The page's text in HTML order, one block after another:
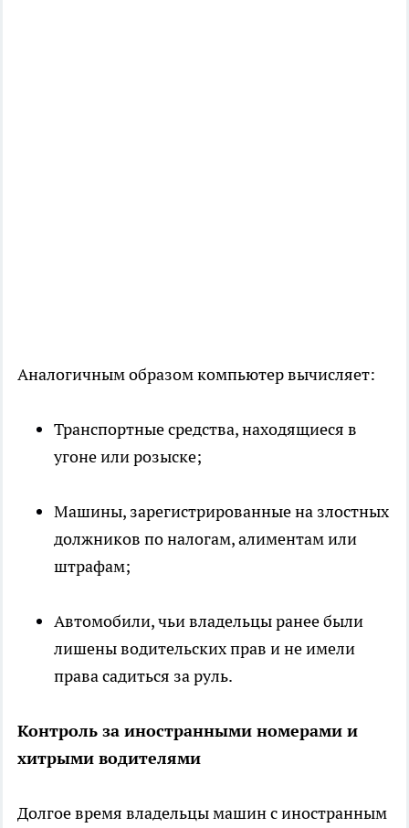
Аналогичным образом компьютер вычисляет:
Транспортные средства, находящиеся в
угоне или розыске;
Машины, зарегистрированные на злостных
должников по налогам, алиментам или
штрафам;
Автомобили, чьи владельцы ранее были
лишены водительских прав и не имели
права садиться за руль.
Контроль за иностранными номерами и
хитрыми водителями
Долгое время владельцы машин с иностранным